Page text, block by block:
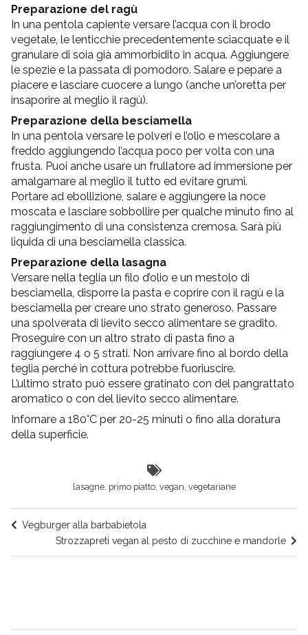
Preparazione del ragù
In una pentola capiente versare l’acqua con il brodo
vegetale, le lenticchie precedentemente sciacquate e il
granulare di soia già ammorbidito in acqua. Aggiungere
le spezie e la passata di pomodoro. Salare e pepare a
piacere e lasciare cuocere a lungo (anche un’oretta per
insaporire al meglio il ragù).
Preparazione della besciamella
In una pentola versare le polveri e l’olio e mescolare a
freddo aggiungendo l’acqua poco per volta con una
frusta. Puoi anche usare un frullatore ad immersione per
amalgamare al meglio il tutto ed evitare grumi.
Portare ad ebollizione, salare e aggiungere la noce
moscata e lasciare sobbollire per qualche minuto fino al
raggiungimento di una consistenza cremosa. Sarà più
liquida di una besciamella classica.
Preparazione della lasagna
Versare nella teglia un filo d’olio e un mestolo di
besciamella, disporre la pasta e coprire con il ragù e la
besciamella per creare uno strato generoso. Passare
una spolverata di lievito secco alimentare se gradito.
Proseguire con un altro strato di pasta fino a
raggiungere 4 o 5 strati. Non arrivare fino al bordo della
teglia perché in cottura potrebbe fuoriuscire.
L’ultimo strato può essere gratinato con del pangrattato
aromatico o con del lievito secco alimentare.
Infornare a 180°C per 20-25 minuti o fino alla doratura
della superficie.
lasagne, primo piatto, vegan, vegetariane
Vegburger alla barbabietola
Strozzapreti vegan al pesto di zucchine e mandorle